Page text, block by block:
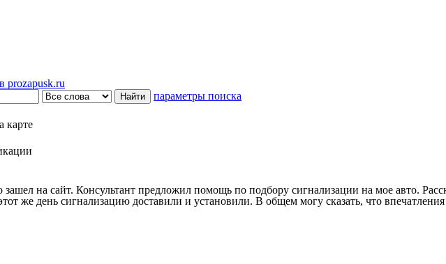
prozapusk.ru
параметры поиска
карте
на сайт. Консультант предложил помощь по подбору сигнализации на мое авто.
же день сигнализацию доставили и установили. В общем могу сказать, что впечатления